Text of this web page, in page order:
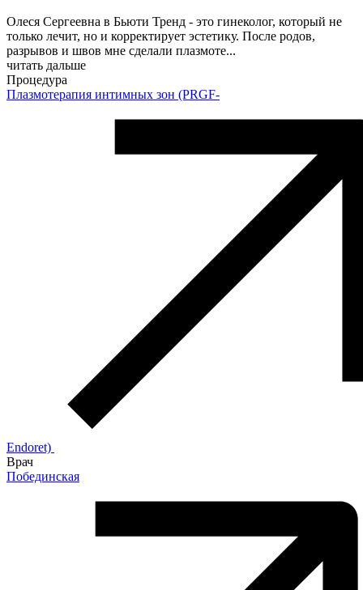
Олеся Сергеевна в Бьюти Тренд - это гинеколог, который не
только лечит, но и корректирует эстетику. После родов,
разрывов и швов мне сделали плазмоте...
читать дальше
Процедура
Плазмотерапия интимных зон (PRGF-
Endoret)
Врач
Побединская